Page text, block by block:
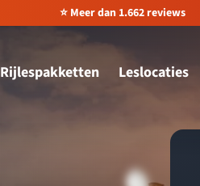
⭐️ Meer dan 1.662 reviews
Rijlespakketten Leslocaties